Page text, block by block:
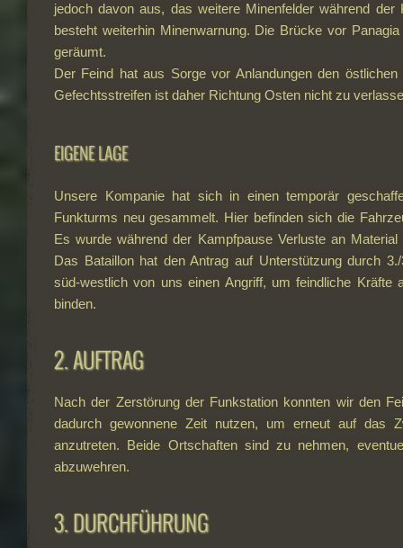
jedoch davon aus, das weitere Minenfelder während der
besteht weiterhin Minenwarnung. Die Brücke vor
geräumt.
Der Feind hat aus Sorge vor Anlandungen den
Gefechtsstreifen ist daher Richtung Osten nicht zu
EIGENE LAGE
Unsere Kompanie hat sich in einen temporär
Funkturms neu gesammelt. Hier befinden sich die
Es wurde während der Kampfpause Verluste an
Das Bataillon hat den Antrag auf Unterstützung durch
süd-westlich von uns einen Angriff, um feindliche Kräfte
binden.
2. AUFTRAG
Nach der Zerstörung der Funkstation konnten wir den
dadurch gewonnene Zeit nutzen, um erneut auf das
anzutreten. Beide Ortschaften sind zu nehmen,
abzuwehren.
3. DURCHFÜHRUNG